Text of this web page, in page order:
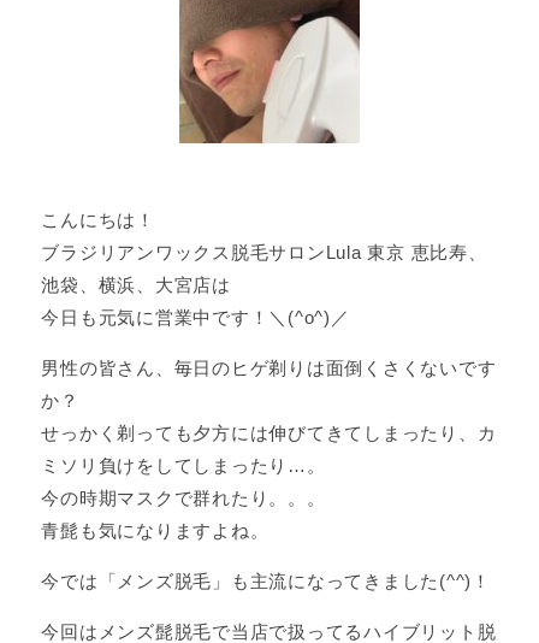
こんにちは！
ブラジリアンワックス脱毛サロンLula 東京 恵比寿、
池袋、横浜、大宮店は
今日も元気に営業中です！＼(^o^)／
男性の皆さん、毎日のヒゲ剃りは面倒くさくないです
か？
せっかく剃っても夕方には伸びてきてしまったり、カ
ミソリ負けをしてしまったり…。
今の時期マスクで群れたり。。。
青髭も気になりますよね。
今では「メンズ脱毛」も主流になってきました(^^)！
今回はメンズ髭脱毛で当店で扱ってるハイブリット脱